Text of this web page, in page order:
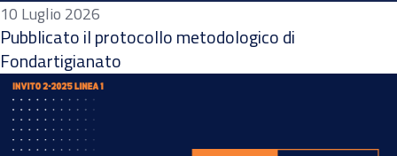
10 Luglio 2026
Pubblicato il protocollo metodologico di
Fondartigianato